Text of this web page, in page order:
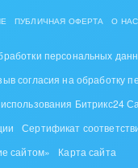
Финансы,
Химия и нефтехимия
Электроэнергетика
Ювелирное дело
Юриспруденция
ПУБЛИЧНАЯ ОФЕРТА О НАС
персональных
согласия на обработку
Битрикс24
Сертификат
сайтом»
Карта сайта